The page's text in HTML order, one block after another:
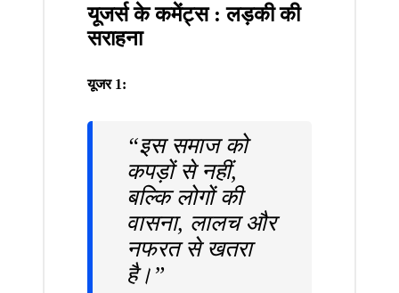
यूजर्स के कमेंट्स : लड़की की
सराहना
यूजर 1:
“इस समाज को
कपड़ों से नहीं,
बल्कि लोगों की
वासना, लालच और
नफरत से खतरा
है।”